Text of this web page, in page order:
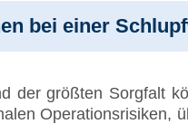
bei einer
der größten Sorgfalt
Operationsrisiken,